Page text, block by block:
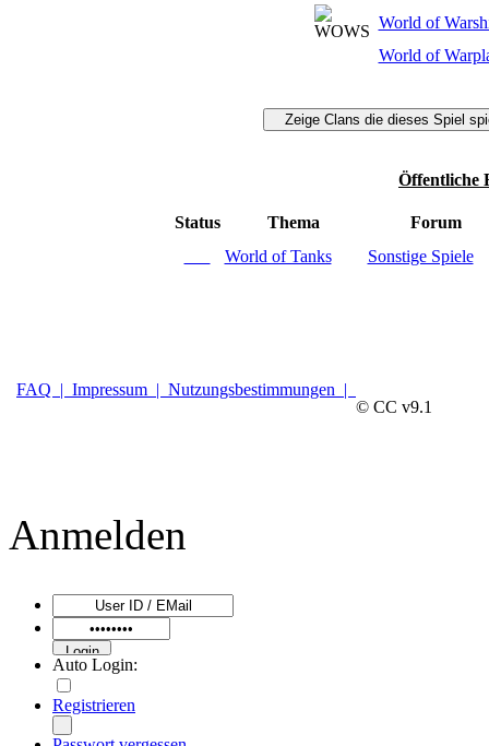
World of
World of
Öffentliche
Status Thema
Forum
World of Tanks
Sonstige Spiele
FAQ | Impressum | Nutzungsbestimmungen |
© CC v9.1
Anmelden
Auto Login:
Registrieren